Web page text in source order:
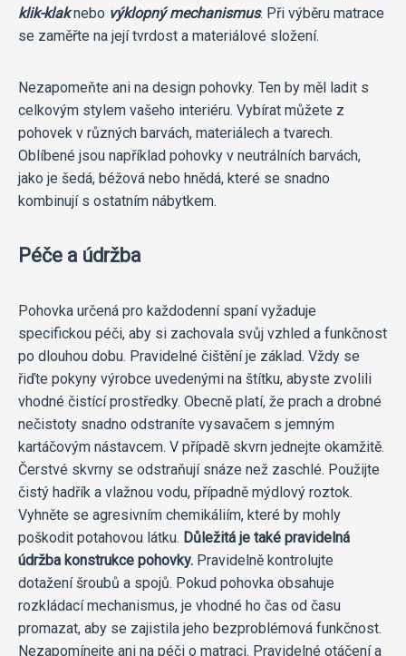
klik-klaknebo výklopný mechanismus. Při výběru matrace
se zaměřte na její tvrdost a materiálové složení.
Nezapomeňte ani na design pohovky. Ten by měl ladit s
celkovým stylem vašeho interiéru. Vybírat můžete z
pohovek v různých barvách, materiálech a tvarech.
Oblíbené jsou například pohovky v neutrálních barvách,
jako je šedá, béžová nebo hnědá, které se snadno
kombinují s ostatním nábytkem.
Péče a údržba
Pohovka určená pro každodenní spaní vyžaduje
specifickou péči, aby si zachovala svůj vzhled a funkčnost
po dlouhou dobu. Pravidelné čištění je základ. Vždy se
řiďte pokyny výrobce uvedenými na štítku, abyste zvolili
vhodné čistící prostředky. Obecně platí, že prach a drobné
nečistoty snadno odstraníte vysavačem s jemným
kartáčovým nástavcem. V případě skvrn jednejte okamžitě.
Čerstvé skvrny se odstraňují snáze než zaschlé. Použijte
čistý hadřík a vlažnou vodu, případně mýdlový roztok.
Vyhněte se agresivním chemikáliím, které by mohly
poškodit potahovou látku. Důležitá je také pravidelná
údržba konstrukce pohovky. Pravidelně kontrolujte
dotažení šroubů a spojů. Pokud pohovka obsahuje
rozkládací mechanismus, je vhodné ho čas od času
promazat, aby se zajistila jeho bezproblémová funkčnost.
Nezapomínejte ani na péči o matraci. Pravidelné otáčení a